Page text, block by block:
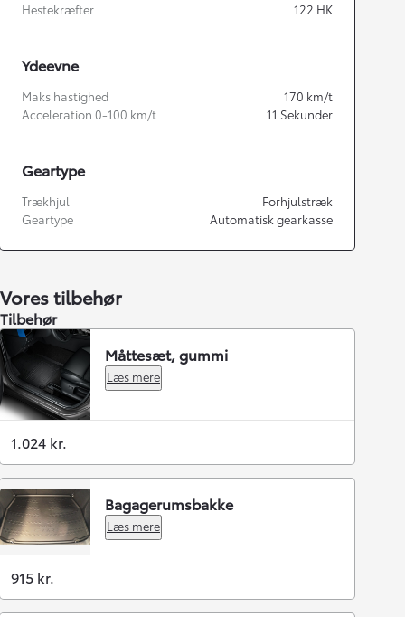
Hestekræfter
122 HK
Ydeevne
Maks hastighed 170 km/t
Acceleration 0-100 km/t
11 Sekunder
Geartype
Trækhjul
Forhjulstræk
Geartype
Automatisk gearkasse
Vores tilbehør
Tilbehør
Måttesæt, gummi
Læs mere
1.024 kr.
Bagagerumsbakke
Læs mere
915 kr.